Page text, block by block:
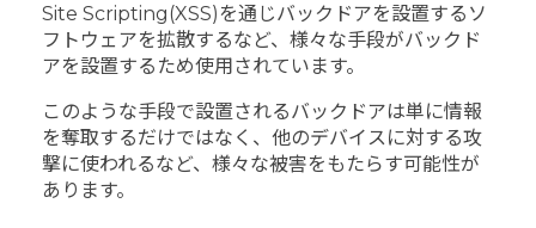
Site Scripting(XSS)を通じバックドアを設置するソ
フトウェアを拡散するなど、様々な手段がバックド
アを設置するため使用されています。
このような手段で設置されるバックドアは単に情報
を奪取するだけではなく、他のデバイスに対する攻
撃に使われるなど、様々な被害をもたらす可能性が
あります。